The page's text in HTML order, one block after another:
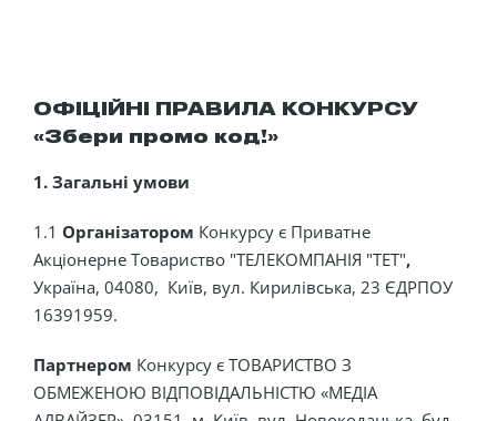
ОФІЦІЙНІ ПРАВИЛА КОНКУРСУ
«Збери промо код!»
1. Загальні умови
1.1 Організатором Конкурсу є Приватне
Акціонерне Товариство "ТЕЛЕКОМПАНІЯ "ТЕТ",
Україна, 04080, Київ, вул. Кирилівська, 23 ЄДРПОУ
16391959.
Партнером Конкурсу є ТОВАРИСТВО З
ОБМЕЖЕНОЮ ВІДПОВІДАЛЬНІСТЮ «МЕДІА